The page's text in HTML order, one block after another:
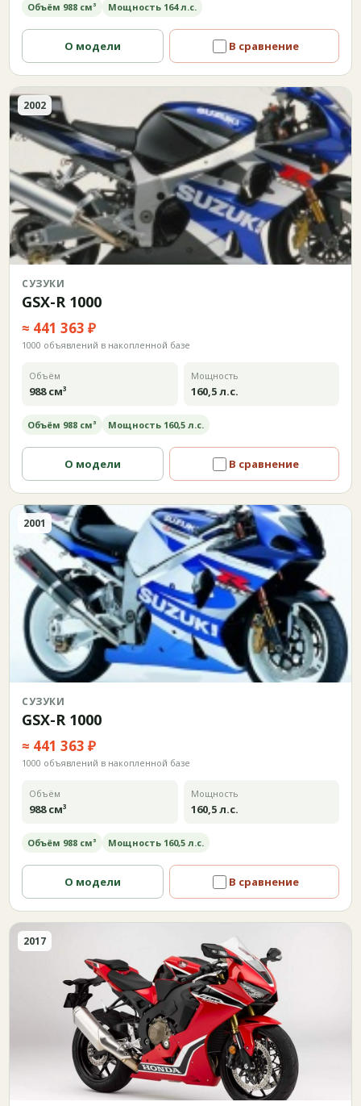
Объём 988 см³ Мощность 164 л.с.
О модели В сравнение
2002
СУЗУКИ
GSX-R 1000
≈ 441 363 ₽
1000 объявлений в накопленной базе
Объём
988 см³
Мощность
160,5 л.с.
Объём 988 см³ Мощность 160,5 л.с.
О модели В сравнение
2001
СУЗУКИ
GSX-R 1000
≈ 441 363 ₽
1000 объявлений в накопленной базе
Объём
988 см³
Мощность
160,5 л.с.
Объём 988 см³ Мощность 160,5 л.с.
О модели В сравнение
2017